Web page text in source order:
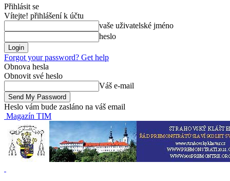
Přihlásit se
Vítejte! přihlášení k účtu
vaše uživatelské jméno
heslo
Forgot your password? Get help
Obnova hesla
Obnovit své heslo
Váš e-mail
Heslo vám bude zasláno na váš email
Magazín TIM